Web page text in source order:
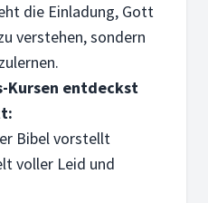
die Einladung, Gott
verstehen, sondern
Kursen entdeckst
Bibel vorstellt
voller Leid und